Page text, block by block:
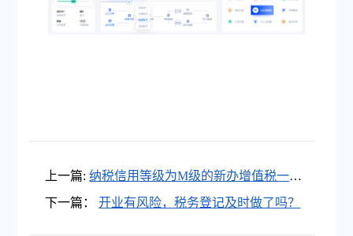
上一篇: 纳税信用等级为M级的新办增值税一般
纳税人可以申请留抵退税吗？
下一篇： 开业有风险，税务登记及时做了吗？